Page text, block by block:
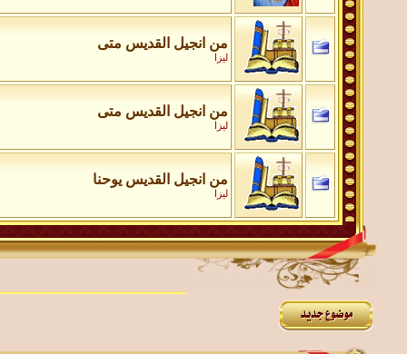
من انجيل القديس متى
ليزا
من انجيل القديس متى
ليزا
من انجيل القديس يوحنا
ليزا